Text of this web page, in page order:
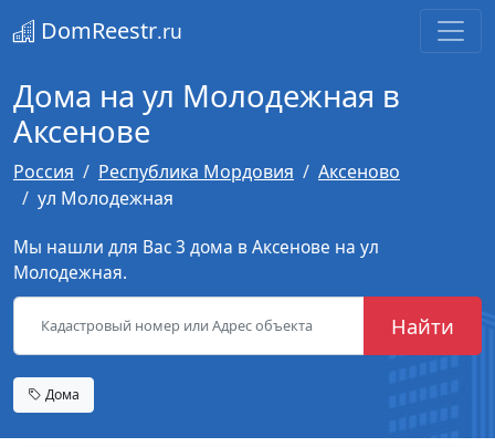
DomReestr.ru
Дома на ул Молодежная в
Аксенове
Россия Республика Мордовия
Аксеново
ул Молодежная
Мы нашли для Вас 3 дома в Аксенове на ул
Молодежная.
Найти
Дома